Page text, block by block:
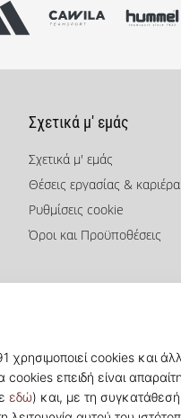
Σχετικά μ' εμάς
Σχετικά μ' εμάς
Θέσεις εργασίας & καριέρα
Ρυθμίσεις cookie
Όροι και Προϋποθέσεις